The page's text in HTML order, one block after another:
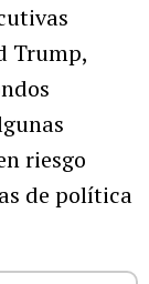
Trump,
riesgo
de política